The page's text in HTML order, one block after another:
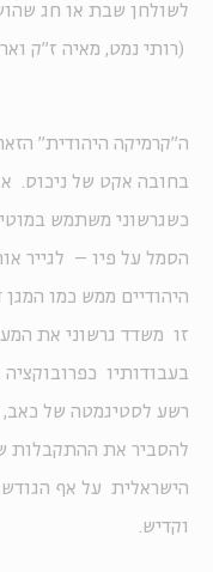
לשולחן שבת או חג
(רותי נמט, מאיה ז"ק
ה"קרמיקה היהודית"
בחובה אקט של ניכוס.
כשגרשוני משתמש
הסמל על פיו – לגייר
היהודיים ממש כמו
זו משדד גרשוני את
בעבודותיו
רשע לסטיגמטה של כאב,
להסביר את ההתקבלות
הישראלית על אף
וקדיש.